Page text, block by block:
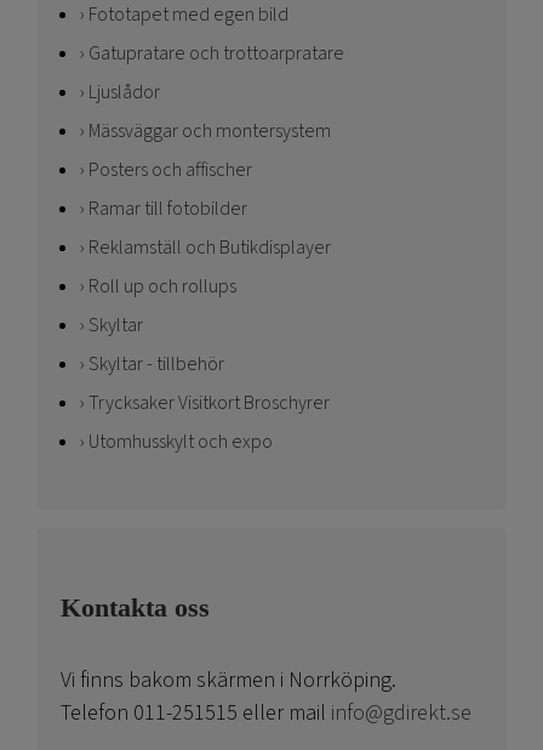
Fototapet med egen bild
Gatupratare och trottoarpratare
Ljuslådor
Mässväggar och montersystem
Posters och affischer
Ramar till fotobilder
Reklamställ och Butikdisplayer
Roll up och rollups
Skyltar
Skyltar - tillbehör
Trycksaker Visitkort Broschyrer
Utomhusskylt och expo
Kontakta oss
Vi finns bakom skärmen i Norrköping.
Telefon 011-251515 eller mail info@gdirekt.se